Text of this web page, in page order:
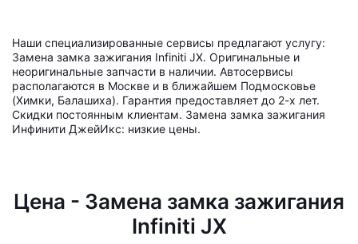
Наши специализированные сервисы предлагают услугу:
Замена замка зажигания Infiniti JX. Оригинальные и
неоригинальные запчасти в наличии. Автосервисы
располагаются в Москве и в ближайшем Подмосковье
(Химки, Балашиха). Гарантия предоставляет до 2-х лет.
Скидки постоянным клиентам. Замена замка зажигания
Инфинити ДжейИкс: низкие цены.
Цена - Замена замка зажигания
Infiniti JX